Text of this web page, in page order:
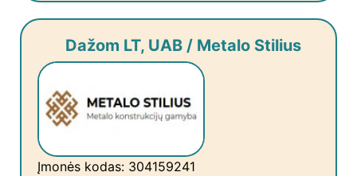
Dažom LT, UAB / Metalo Stilius
Įmonės kodas: 304159241